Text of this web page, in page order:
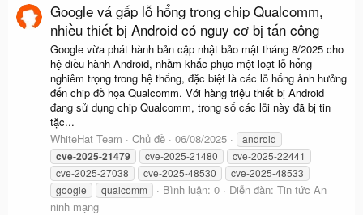
Google vá gấp lỗ hổng trong chip Qualcomm,
nhiều thiết bị Android có nguy cơ bị tấn công
Google vừa phát hành bản cập nhật bảo mật tháng 8/2025 cho
hệ điều hành Android, nhằm khắc phục một loạt lỗ hổng
nghiêm trọng trong hệ thống, đặc biệt là các lỗ hổng ảnh hưởng
đến chip đồ họa Qualcomm. Với hàng triệu thiết bị Android
đang sử dụng chip Qualcomm, trong số các lỗi này đã bị tin
tặc...
WhiteHat Team
Chủ đề 06/08/2025 android
cve-2025-21479 cve-2025-21480
cve-2025-22441
cve-2025-27038
cve-2025-48530
cve-2025-48533
google
qualcomm Bình luận: 0 Diễn đàn: Tin tức An
ninh mạng